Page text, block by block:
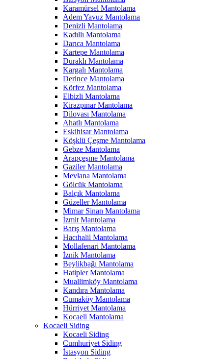
Karamürsel Mantolama
Adem Yavuz Mantolama
Denizli Mantolama
Kadıllı Mantolama
Darıca Mantolama
Kartepe Mantolama
Duraklı Mantolama
Kargalı Mantolama
Derince Mantolama
Körfez Mantolama
Elbizli Mantolama
Kirazpınar Mantolama
Dilovası Mantolama
Ahatlı Mantolama
Eskihisar Mantolama
Köşklü Çeşme Mantolama
Gebze Mantolama
Arapçeşme Mantolama
Gaziler Mantolama
Mevlana Mantolama
Gölcük Mantolama
Balçık Mantolama
Güzeller Mantolama
Mimar Sinan Mantolama
İzmit Mantolama
Barış Mantolama
Hacıhalil Mantolama
Mollafenari Mantolama
İznik Mantolama
Beylikbağı Mantolama
Hatipler Mantolama
Muallimköy Mantolama
Kandıra Mantolama
Cumaköy Mantolama
Hürriyet Mantolama
Kocaeli Mantolama
Kocaeli Siding
Kocaeli Siding
Cumhuriyet Siding
İstasyon Siding